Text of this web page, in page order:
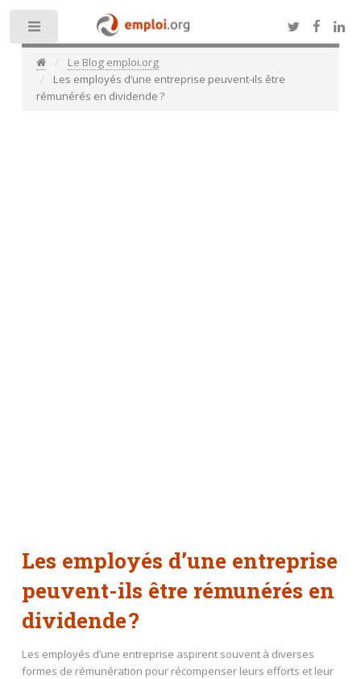
Le Blog emploi.org
Les employés d’une entreprise peuvent-ils être
rémunérés en dividende ?
Les employés d’une entreprise
peuvent-ils être rémunérés en
dividende ?
Les employés d’une entreprise aspirent souvent à diverses
formes de rémunération pour récompenser leurs efforts et leur
Toggle